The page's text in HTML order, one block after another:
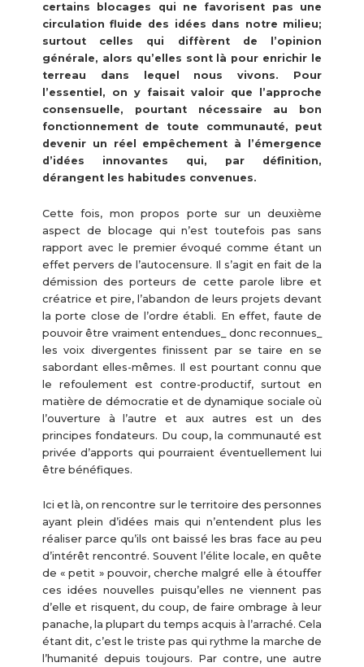
certains blocages qui ne favorisent pas une
circulation fluide des idées dans notre milieu;
surtout celles qui diffèrent de l’opinion
générale, alors qu’elles sont là pour enrichir le
terreau dans lequel nous vivons. Pour
l’essentiel, on y faisait valoir que l’approche
consensuelle, pourtant nécessaire au bon
fonctionnement de toute communauté, peut
devenir un réel empêchement à l’émergence
d’idées innovantes qui, par définition,
dérangent les habitudes convenues.
Cette fois, mon propos porte sur un deuxième
aspect de blocage qui n’est toutefois pas sans
rapport avec le premier évoqué comme étant un
effet pervers de l’autocensure. Il s’agit en fait de la
démission des porteurs de cette parole libre et
créatrice et pire, l’abandon de leurs projets devant
la porte close de l’ordre établi. En effet, faute de
pouvoir être vraiment entendues_ donc reconnues_
les voix divergentes finissent par se taire en se
sabordant elles-mêmes. Il est pourtant connu que
le refoulement est contre-productif, surtout en
matière de démocratie et de dynamique sociale où
l’ouverture à l’autre et aux autres est un des
principes fondateurs. Du coup, la communauté est
privée d’apports qui pourraient éventuellement lui
être bénéfiques.
Ici et là, on rencontre sur le territoire des personnes
ayant plein d’idées mais qui n’entendent plus les
réaliser parce qu’ils ont baissé les bras face au peu
d’intérêt rencontré. Souvent l’élite locale, en quête
de « petit » pouvoir, cherche malgré elle à étouffer
ces idées nouvelles puisqu’elles ne viennent pas
d’elle et risquent, du coup, de faire ombrage à leur
panache, la plupart du temps acquis à l’arraché. Cela
étant dit, c’est le triste pas qui rythme la marche de
l’humanité depuis toujours. Par contre, une autre